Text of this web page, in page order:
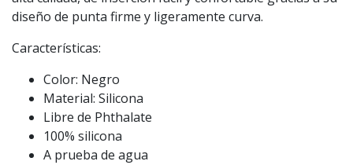
diseño de punta firme y ligeramente curva.
Características:
Color: Negro
Material: Silicona
Libre de Phthalate
100% silicona
A prueba de agua